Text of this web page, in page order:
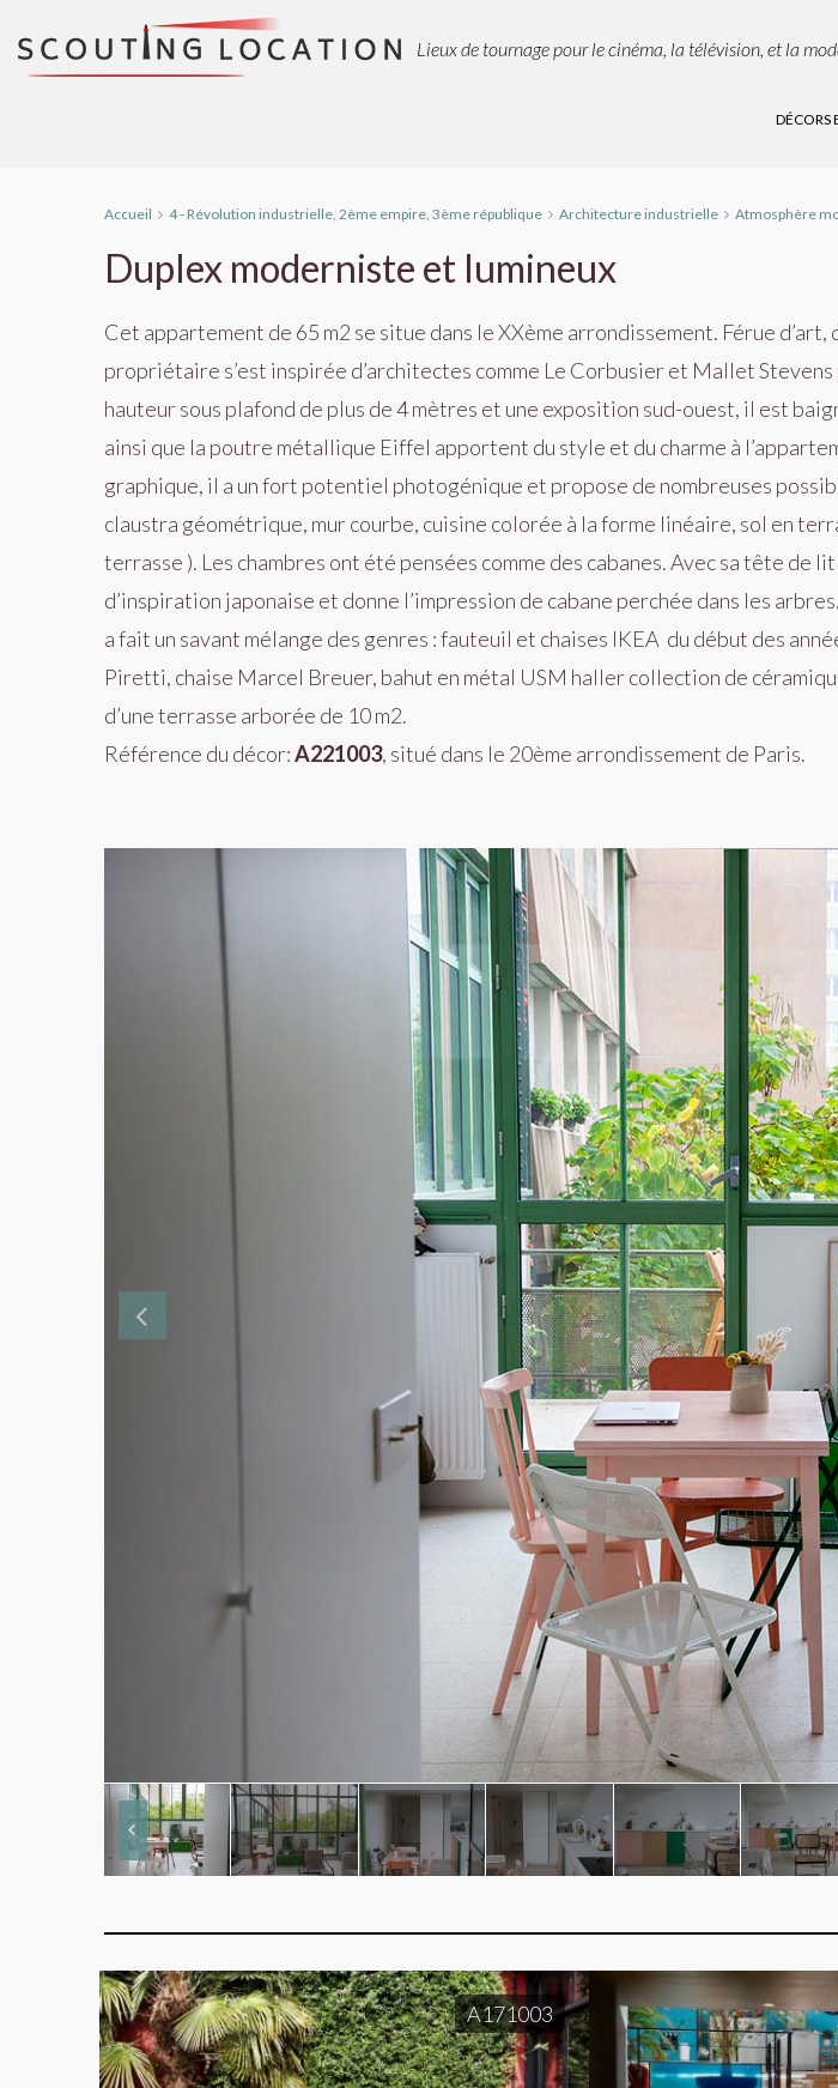
Lieux de tournage pour le cinéma, la télévision, et la
DÉCORS
Accueil 4 - Révolution industrielle, 2ème empire, 3ème république Architecture industrielle Atmosphère
Duplex moderniste et lumineux
Cet appartement de 65 m2 se situe dans le XXème arrondissement. Férue
propriétaire s’est inspirée d’architectes comme Le Corbusier et Mallet
hauteur sous plafond de plus de 4 mètres et une exposition sud-ouest, il est
ainsi que la poutre métallique Eiffel apportent du style et du charme à
graphique, il a un fort potentiel photogénique et propose de nombreuses
claustra géométrique, mur courbe, cuisine colorée à la forme linéaire, sol en
terrasse ). Les chambres ont été pensées comme des cabanes. Avec sa tête de
d’inspiration japonaise et donne l’impression de cabane perchée dans les
a fait un savant mélange des genres : fauteuil et chaises IKEA du début des
Piretti, chaise Marcel Breuer, bahut en métal USM haller collection de
d’une terrasse arborée de 10 m2.
Référence du décor:A221003, situé dans le 20ème arrondissement de Paris.
A171003